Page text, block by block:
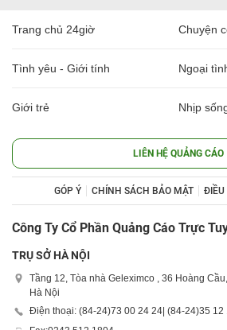
Trang chủ 24giờ Chuyện
Tình yêu - Giới tính Ngoại
Giới trẻ Nhịp
LIÊN HỆ QUẢNG CÁO
GÓP Ý CHÍNH SÁCH BẢO MẬT ĐIỀU
Công Ty Cổ Phần Quảng Cáo Trực
TRỤ SỞ HÀ NỘI
Tầng 12, Tòa nhà Geleximco , 36 Hoàng
Hà Nội
Điện thoại: (84-24)73 00 24 24 | (84-24)35 12